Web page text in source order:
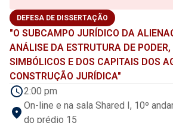
DEFESA DE DISSERTAÇÃO
"O SUBCAMPO JURÍDICO DA
ANÁLISE DA ESTRUTURA DE
SIMBÓLICOS E DOS CAPITAIS DOS
CONSTRUÇÃO JURÍDICA"
2:00 pm
On-line e na sala Shared I, 10º
do prédio 15